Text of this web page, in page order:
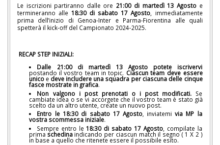
Le iscrizioni partiranno dalle ore 21:00 di martedì 13 Agosto e
termineranno alle 18:30 di sabato 17 Agosto, immediatamente
prima dell’inizio di Genoa-Inter e Parma-Fiorentina alle quali
spetterà il kick-off del Campionato 2024-2025.
RECAP STEP INIZIALI:
Dalle 21:00 di martedì 13 Agosto potete iscrivervi
postando il vostro team in topic. Ciascun team deve essere
unicoe deve includere una squadra per ciascuna delle cinque
fasce mostrate in grafica.
Non valgono i post prenotati o i post modificati. Se
cambiate idea o se vi accorgete che il vostro team è stato già
scelto da un altro utente, create un nuovo post.
Entro le 18:30 di sabato 17 Agosto, inviatemivia MP la
vostra scommessa iniziale.
Sempre entro le 18:30 di sabato 17 Agosto, compilate la
prima schedinaindicando per ciascun match il segno ( 1 X 2 )
in base a quello che ritenete essere il possibile esito.